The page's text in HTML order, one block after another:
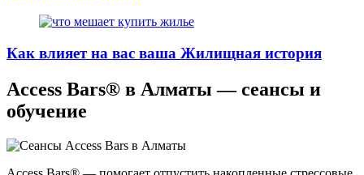
Как влияет на вас ваша Жилищная история
Access Bars® в Алматы — сеансы и
обучение